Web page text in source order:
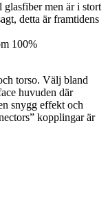
glasfiber men är i stort
detta är framtidens
100%
torso. Välj bland
huvuden där
snygg effekt och
kopplingar är